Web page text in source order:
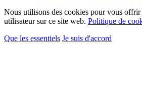
Nous utilisons des cookies pour vous
utilisateur sur ce site web. Politique de
Que les essentiels Je suis d'accord